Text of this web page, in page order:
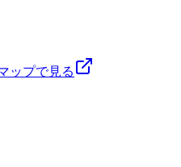
ップで見る